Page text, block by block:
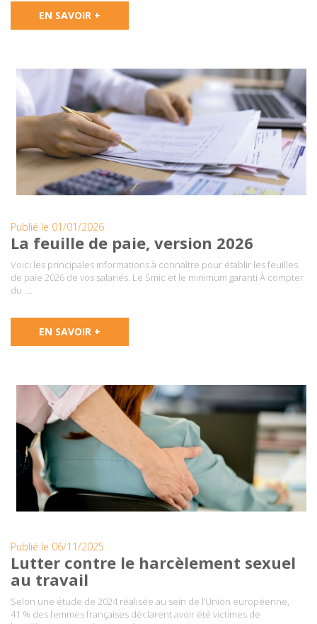
EN SAVOIR +
Publié le 01/01/2026
La feuille de paie, version 2026
Voici les principales informations à connaître pour établir les feuilles
de paie 2026 de vos salariés. Le Smic et le minimum garanti À compter
du ….
EN SAVOIR +
Publié le 06/11/2025
Lutter contre le harcèlement sexuel
au travail
Selon une étude de 2024 réalisée au sein de l’Union européenne,
41 % des femmes françaises déclarent avoir été victimes de